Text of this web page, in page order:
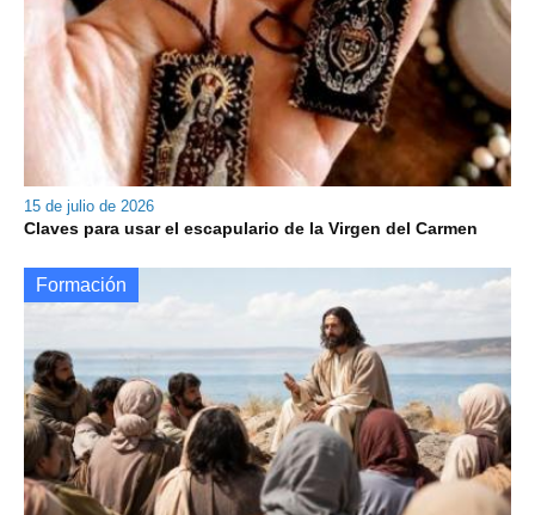
15 de julio de 2026
Claves para usar el escapulario de la Virgen del Carmen
Formación